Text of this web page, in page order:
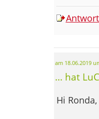
am 18.06.2019
... hat
Hi Ronda,